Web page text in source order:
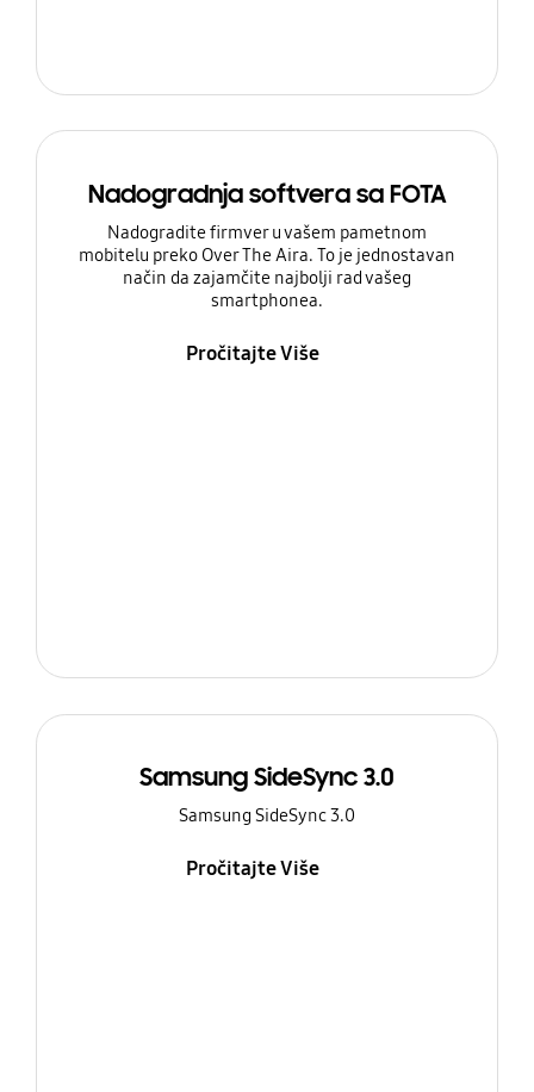
Nadogradnja softvera sa FOTA
Nadogradite firmver u vašem pametnom
mobitelu preko Over The Aira. To je jednostavan
način da zajamčite najbolji rad vašeg
smartphonea.
Pročitajte Više
Samsung SideSync 3.0
Samsung SideSync 3.0
Pročitajte Više